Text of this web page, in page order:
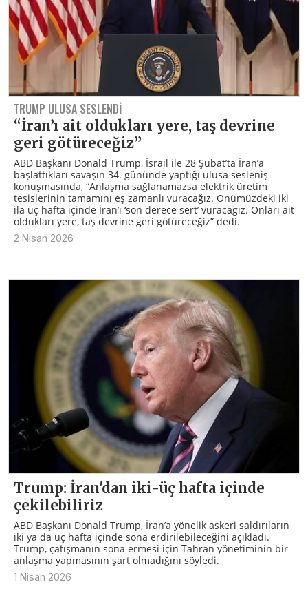
TRUMP ULUSA SESLENDI
“İran’ı ait oldukları yere, taş devrine
geri götüreceğiz”
ABD Başkanı Donald Trump, İsrail ile 28 Şubat’ta İran’a
başlattıkları savaşın 34. gününde yaptığı ulusa sesleniş
konuşmasında, “Anlaşma sağlanamazsa elektrik üretim
tesislerinin tamamını eş zamanlı vuracağız. Önümüzdeki iki
ila üç hafta içinde İran’ı ‘son derece sert’ vuracağız. Onları ait
oldukları yere, taş devrine geri götüreceğiz” dedi.
2 Nisan 2026
Trump: İran'dan iki-üç hafta içinde
çekilebiliriz
ABD Başkanı Donald Trump, İran’a yönelik askeri saldırıların
iki ya da üç hafta içinde sona erdirilebileceğini açıkladı.
Trump, çatışmanın sona ermesi için Tahran yönetiminin bir
anlaşma yapmasının şart olmadığını söyledi.
1 Nisan 2026